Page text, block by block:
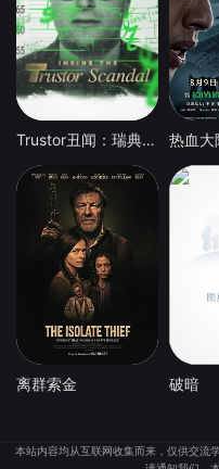
Trustor丑闻：瑞典金融案内幕 热血大
离群索金 破暗
本站内容均从互联网收集而来，仅供交流